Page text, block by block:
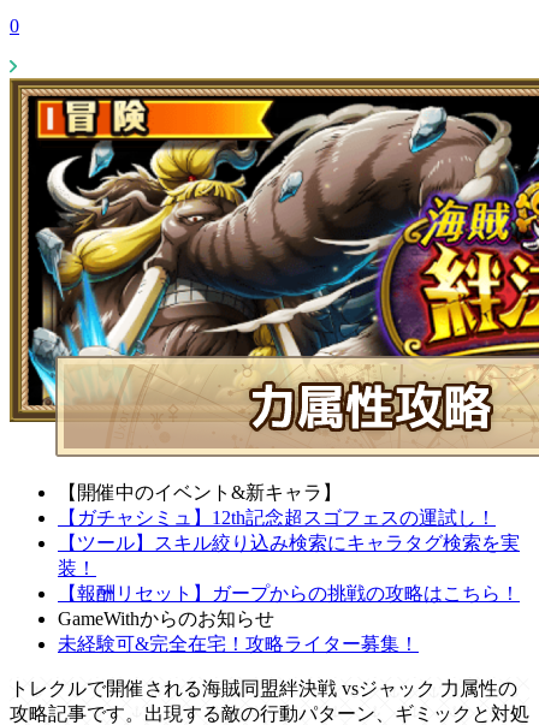
0
【開催中のイベント&新キャラ】
【ガチャシミュ】12th記念超スゴフェスの運試し！
【ツール】スキル絞り込み検索にキャラタグ検索を実
装！
【報酬リセット】ガープからの挑戦の攻略はこちら！
GameWithからのお知らせ
未経験可&完全在宅！攻略ライター募集！
トレクルで開催される海賊同盟絆決戦 vsジャック 力属性の
攻略記事です。出現する敵の行動パターン、ギミックと対処